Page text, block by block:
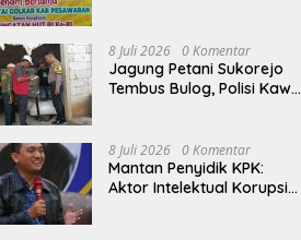
“Senam Bersama Golkar”
8 Juli 2026 0 Komentar
Jagung Petani Sukorejo
Tembus Bulog, Polisi Kawal
8 Juli 2026 0 Komentar
Mantan Penyidik KPK:
Aktor Intelektual Korupsi